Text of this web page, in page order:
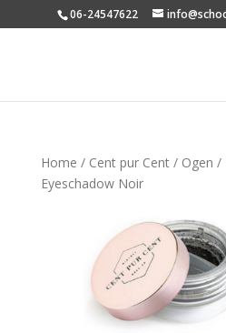
06-24547622
Home / Cent pur Cent/ Ogen /
Eyeschadow Noir